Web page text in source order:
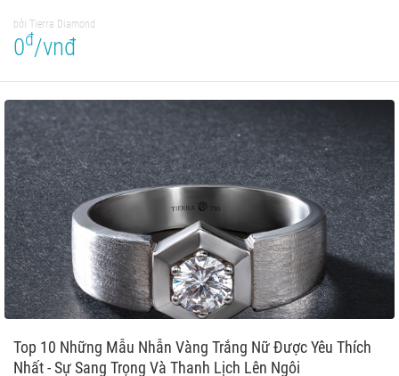
bởi Tierra Diamond
0đ/vnđ
Top 10 Những Mẫu Nhẫn Vàng Trắng Nữ Được Yêu Thích
Nhất - Sự Sang Trọng Và Thanh Lịch Lên Ngôi